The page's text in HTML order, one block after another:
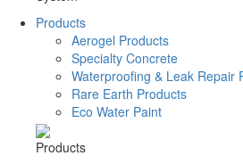
Products
Aerogel Products
Specialty Concrete
Waterproofing & Leak Repair
Rare Earth Products
Eco Water Paint
Products